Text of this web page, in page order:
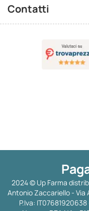
Contatti
2024 © Up Farma
Antonio Zaccariello - Via
P.Iva: